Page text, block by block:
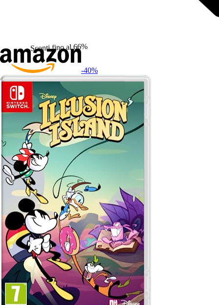
Sconti fino al 66%
-40%